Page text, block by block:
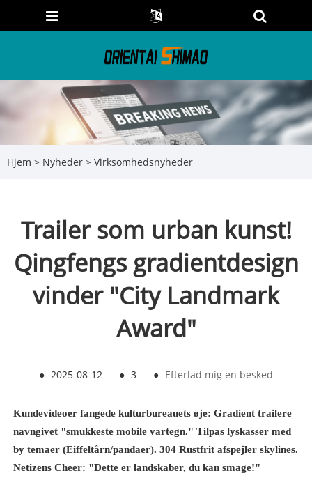
Hjem > Nyheder > Virksomhedsnyheder
Trailer som urban kunst!
Qingfengs gradientdesign
vinder "City Landmark
Award"
● 2025-08-12 ● 3 ● Efterlad mig en besked
Kundevideoer fangede kulturbureauets øje: Gradient trailere
navngivet "smukkeste mobile vartegn." Tilpas lyskasser med
by temaer (Eiffeltårn/pandaer). 304 Rustfrit afspejler skylines.
Netizens Cheer: "Dette er landskaber, du kan smage!"